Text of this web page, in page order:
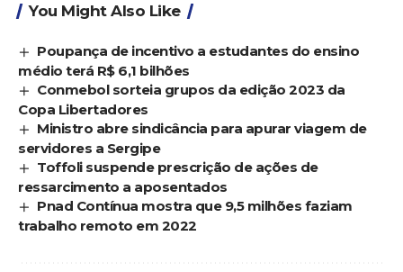
You Might Also Like
Poupança de incentivo a estudantes do ensino
médio terá R$ 6,1 bilhões
Conmebol sorteia grupos da edição 2023 da
Copa Libertadores
Ministro abre sindicância para apurar viagem de
servidores a Sergipe
Toffoli suspende prescrição de ações de
ressarcimento a aposentados
Pnad Contínua mostra que 9,5 milhões faziam
trabalho remoto em 2022